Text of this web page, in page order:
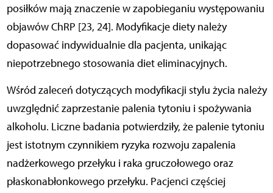
posiłków mają znaczenie w zapobieganiu występowaniu
objawów ChRP [23, 24]. Modyfikacje diety należy
dopasować indywidualnie dla pacjenta, unikając
niepotrzebnego stosowania diet eliminacyjnych.
Wśród zaleceń dotyczących modyfikacji stylu życia należy
uwzględnić zaprzestanie palenia tytoniu i spożywania
alkoholu. Liczne badania potwierdziły, że palenie tytoniu
jest istotnym czynnikiem ryzyka rozwoju zapalenia
nadżerkowego przełyku i raka gruczołowego oraz
płaskonabłonkowego przełyku. Pacjenci częściej